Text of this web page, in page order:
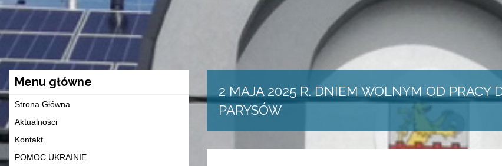
Menu główne
Strona Główna
Aktualności
Kontakt
POMOC UKRAINIE
2 MAJA 2025 R. DNIEM WOLNYM OD PRACY
PARYSÓW